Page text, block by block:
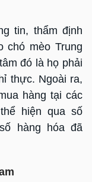
tin, thẩm định
chó mèo Trung
đó là họ phải
thực. Ngoài ra,
hàng tại các
hiện qua số
hàng hóa đã